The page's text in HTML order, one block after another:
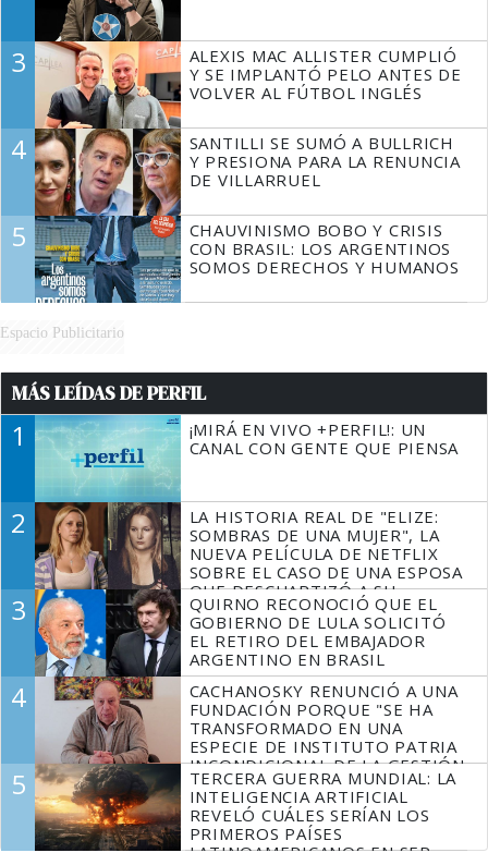
3
ALEXIS MAC ALLISTER CUMPLIÓ
Y SE IMPLANTÓ PELO ANTES DE
VOLVER AL FÚTBOL INGLÉS
4
SANTILLI SE SUMÓ A BULLRICH
Y PRESIONA PARA LA RENUNCIA
DE VILLARRUEL
5
CHAUVINISMO BOBO Y CRISIS
CON BRASIL: LOS ARGENTINOS
SOMOS DERECHOS Y HUMANOS
Espacio Publicitario
MÁS LEÍDAS DE PERFIL
1
¡MIRÁ EN VIVO +PERFIL!: UN
CANAL CON GENTE QUE PIENSA
2
LA HISTORIA REAL DE "ELIZE:
SOMBRAS DE UNA MUJER", LA
NUEVA PELÍCULA DE NETFLIX
SOBRE EL CASO DE UNA ESPOSA
QUE DESCUARTIZÓ A SU
MARIDO
3
QUIRNO RECONOCIÓ QUE EL
GOBIERNO DE LULA SOLICITÓ
EL RETIRO DEL EMBAJADOR
ARGENTINO EN BRASIL
4
CACHANOSKY RENUNCIÓ A UNA
FUNDACIÓN PORQUE "SE HA
TRANSFORMADO EN UNA
ESPECIE DE INSTITUTO PATRIA
INCONDICIONAL DE LA GESTIÓN
DE MILEI"
5
TERCERA GUERRA MUNDIAL: LA
INTELIGENCIA ARTIFICIAL
REVELÓ CUÁLES SERÍAN LOS
PRIMEROS PAÍSES
LATINOAMERICANOS EN SER